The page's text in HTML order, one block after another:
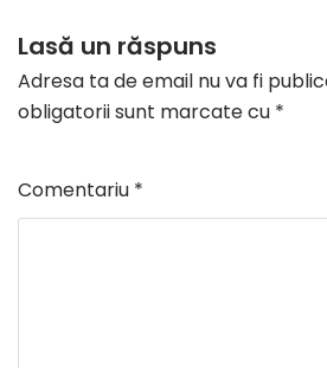
Lasă un răspuns
Adresa ta de email nu va fi
obligatorii sunt marcate cu *
Comentariu *